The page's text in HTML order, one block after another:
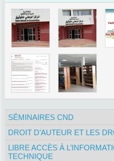
SÉMINAIRES CND
DROIT D’AUTEUR ET LES
LIBRE ACCÈS À
TECHNIQUE